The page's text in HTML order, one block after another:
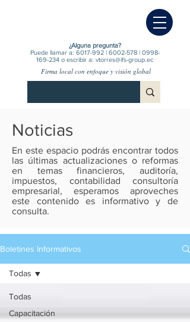
¿Alguna pregunta?
Puede llamar a: 6017-992| 6002-578| 0998-
169-234 o escribir a: vtorres@ifs-group.ec
Firma local con enfoque y visión global
Noticias
En este espacio podrás encontrar todos
las últimas actualizaciones o reformas
en temas financieros, auditoría,
impuestos, contabilidad consultoría
empresarial, esperamos aproveches
este contenido es informativo y de
consulta.
Boletines Informativos
Todas
Capacitación
Todas